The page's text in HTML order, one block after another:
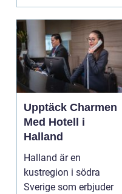
Upptäck Charmen
Med Hotell i
Halland
Halland är en
kustregion i södra
Sverige som erbjuder